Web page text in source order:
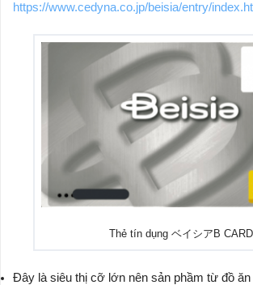
https://www.cedyna.co.jp/beisia/entry/
Thẻ tín dụng ベイシアB CARD
Đây là siêu thị cỡ lớn nên sản phầm từ đồ ăn